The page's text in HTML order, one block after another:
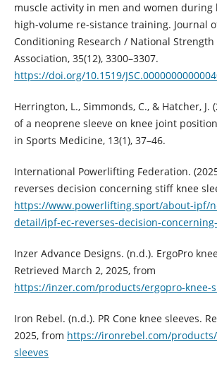
muscle activity in men and women during
high-volume re-sistance training. Journal
Conditioning Research / National
Association, 35(12), 3300–3307.
https://doi.org/10.1519/
Herrington, L., Simmonds, C., & Hatcher, J.
of a neoprene sleeve on knee joint
in Sports Medicine, 13(1), 37–46.
International Powerlifting Federation.
reverses decision concerning stiff knee
https://www.powerlifting.sport/about-ipf/
detail/ipf-ec-reverses-decision-
Inzer Advance Designs. (n.d.). ErgoPro
Retrieved March 2, 2025, from
https://inzer.com/products/ergopro-knee-
Iron Rebel. (n.d.). PR Cone knee sleeves.
2025, from https://ironrebel.com/
sleeves